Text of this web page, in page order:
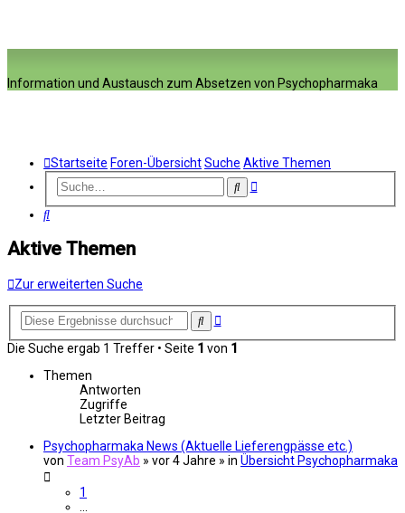
Information und Austausch zum Absetzen von Psychopharmaka
Startseite Foren-ÜbersichtSuche Aktive Themen
SucheErweiterte
Suche
Aktive Themen
Zur erweiterten Suche
SucheErweiterte
Die Suche ergab 1 Treffer • Seite 1 von 1
Themen
Antworten
Zugriffe
Letzter Beitrag
Psychopharmaka News (Aktuelle Lieferengpässe etc.)
von Team PsyAb » vor 4 Jahre » in Übersicht Psychopharmaka
1